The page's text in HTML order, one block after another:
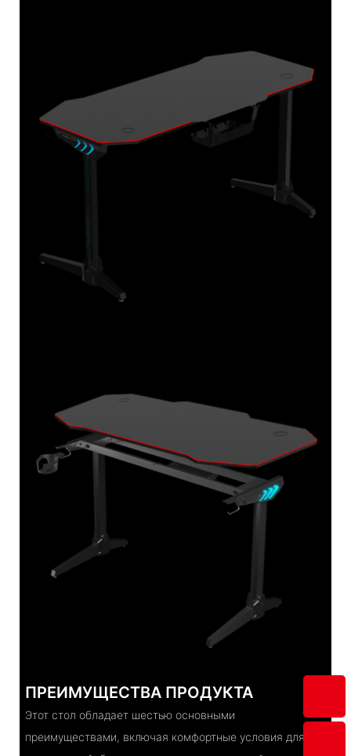
ПРЕИМУЩЕСТВА ПРОДУКТА
Этот стол обладает шестью основными
преимуществами, включая комфортные условия для